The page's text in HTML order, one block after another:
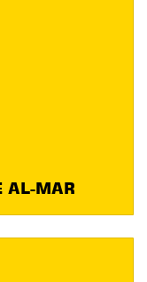
AL-MAR